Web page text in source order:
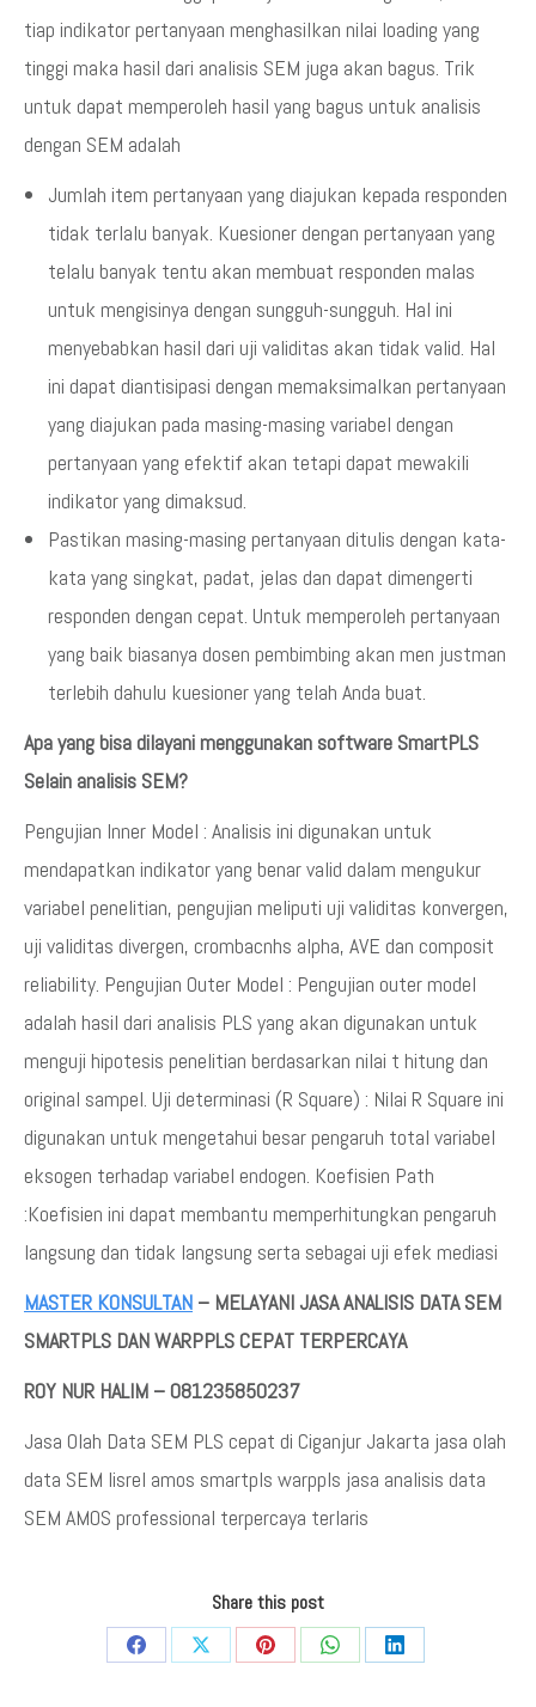
tiap indikator pertanyaan menghasilkan nilai loading yang
tinggi maka hasil dari analisis SEM juga akan bagus. Trik
untuk dapat memperoleh hasil yang bagus untuk analisis
dengan SEM adalah
Jumlah item pertanyaan yang diajukan kepada responden
tidak terlalu banyak. Kuesioner dengan pertanyaan yang
telalu banyak tentu akan membuat responden malas
untuk mengisinya dengan sungguh-sungguh. Hal ini
menyebabkan hasil dari uji validitas akan tidak valid. Hal
ini dapat diantisipasi dengan memaksimalkan pertanyaan
yang diajukan pada masing-masing variabel dengan
pertanyaan yang efektif akan tetapi dapat mewakili
indikator yang dimaksud.
Pastikan masing-masing pertanyaan ditulis dengan kata-
kata yang singkat, padat, jelas dan dapat dimengerti
responden dengan cepat. Untuk memperoleh pertanyaan
yang baik biasanya dosen pembimbing akan men justman
terlebih dahulu kuesioner yang telah Anda buat.
Apa yang bisa dilayani menggunakan software SmartPLS
Selain analisis SEM?
Pengujian Inner Model : Analisis ini digunakan untuk
mendapatkan indikator yang benar valid dalam mengukur
variabel penelitian, pengujian meliputi uji validitas konvergen,
uji validitas divergen, crombacnhs alpha, AVE dan composit
reliability. Pengujian Outer Model : Pengujian outer model
adalah hasil dari analisis PLS yang akan digunakan untuk
menguji hipotesis penelitian berdasarkan nilai t hitung dan
original sampel. Uji determinasi (R Square) : Nilai R Square ini
digunakan untuk mengetahui besar pengaruh total variabel
eksogen terhadap variabel endogen. Koefisien Path
:Koefisien ini dapat membantu memperhitungkan pengaruh
langsung dan tidak langsung serta sebagai uji efek mediasi
MASTER KONSULTAN – MELAYANI JASA ANALISIS DATA SEM
SMARTPLS DAN WARPPLS CEPAT TERPERCAYA
ROY NUR HALIM – 081235850237
Jasa Olah Data SEM PLS cepat di Ciganjur Jakarta jasa olah
data SEM lisrel amos smartpls warppls jasa analisis data
SEM AMOS professional terpercaya terlaris
Share this post
Share
Share
Share
Share
Share